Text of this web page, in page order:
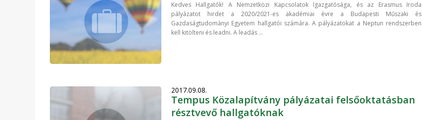
Kedves Hallgatók! A Nemzetközi Kapcsolatok Igazgatósága, és az Erasmus Iroda
pályázatot hirdet a 2020/2021-es akadémiai évre a Budapesti Műszaki és
Gazdaságtudományi Egyetem hallgatói számára. A pályázatokat a Neptun rendszerben
kell kitölteni és leadni. A leadás ...
2017.09.08.
Tempus Közalapítvány pályázatai felsőoktatásban
résztvevő hallgatóknak